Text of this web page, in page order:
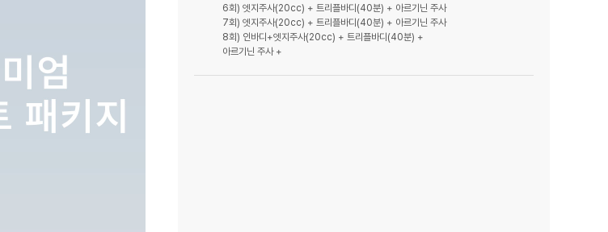
울산점
속초점
부천소사점
6회) 엣지주사(20cc) + 트리플바디(40분) + 아르기닌 주사
7회) 엣지주사(20cc) + 트리플바디(40분) + 아르기닌 주사
8회) 인바디+엣지주사(20cc) + 트리플바디(40분) +